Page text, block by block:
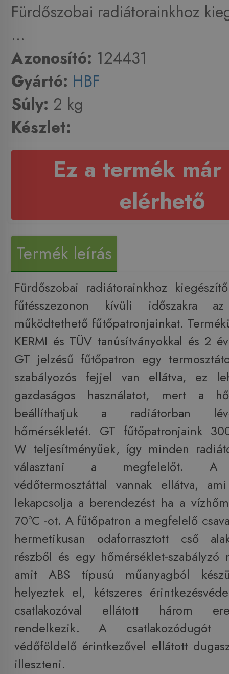
Fürdőszobai radiátorainkhoz
...
Azonosító: 124431
Gyártó: HBF
Súly: 2 kg
Készlet:
Ez a termék már
elérhető
Termék leírás
Fürdőszobai radiátorainkhoz
fűtésszezonon kívüli időszakra az
működtethető fűtőpatronjainkat.
KERMI és TÜV tanúsítványokkal és 2
GT jelzésű fűtőpatron egy
szabályozós fejjel van ellátva, ez
gazdaságos használatot, mert a
beállíthatjuk a radiátorban
hőmérsékletét. GT fűtőpatronjaink
W teljesítményűek, így minden
választani a megfelelőt. A
védőtermosztáttal vannak ellátva,
lekapcsolja a berendezést ha a
70°C -ot. A fűtőpatron a megfelelő
hermetikusan odaforrasztott cső
részből és egy hőmérséklet-szabályzó
amit ABS típusú műanyagból
helyeztek el, kétszeres
csatlakozóval ellátott három
rendelkezik. A csatlakozódugót
védőföldelő érintkezővel ellátott
illeszteni.